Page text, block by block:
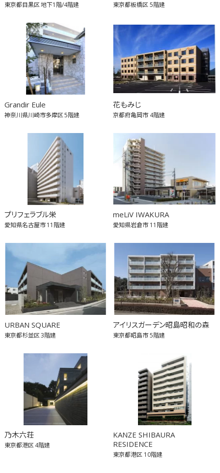
東京都目黒区地下1階/4階建 東京都板橋区5階建
Grandir Eule
神奈川県川崎市多摩区5階建
花もみじ
京都府亀岡市 4階建
プリフェラブル栄
愛知県名古屋市11階建
meLiV IWAKURA
愛知県岩倉市 11階建
URBAN SQUARE
東京都杉並区3階建
アイリスガーデン昭島昭和の森
東京都昭島市5階建
乃木六荘
東京都港区4階建
KANZE SHIBAURA
RESIDENCE
東京都港区 10階建